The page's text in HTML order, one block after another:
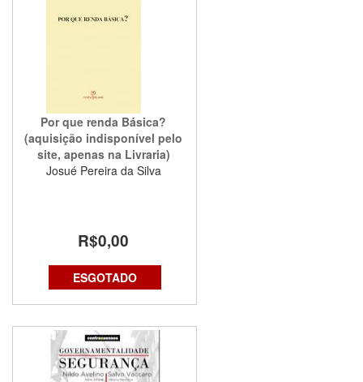
Por que renda Básica?
(aquisição indisponível pelo
site, apenas na Livraria)
Josué Pereira da Silva
R$0,00
ESGOTADO